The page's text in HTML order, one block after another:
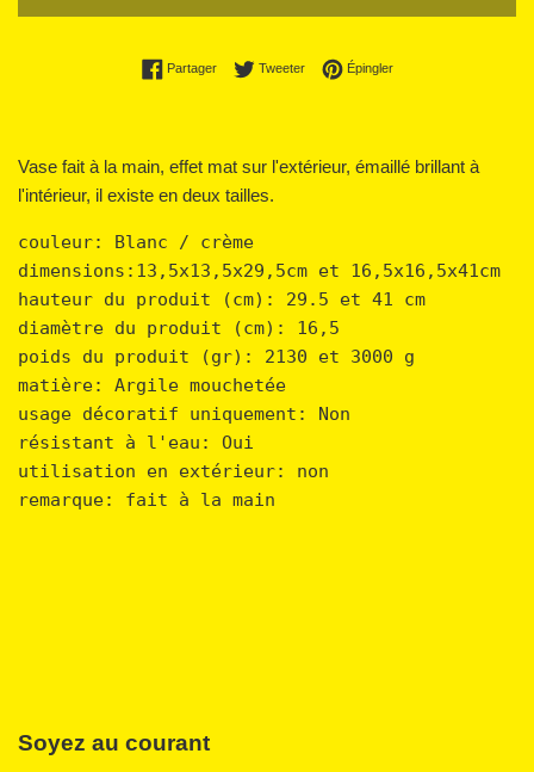
PartagerPartager sur Facebook
TweeterTweeter sur Twitter
ÉpinglerÉpingler sur Pinterest
Vase fait à la main, effet mat sur l'extérieur, émaillé brillant à
l'intérieur, il existe en deux tailles.
couleur: Blanc / crème
dimensions:13,5x13,5x29,5cm et 16,5x16,5x41cm
hauteur du produit (cm): 29.5 et 41 cm
diamètre du produit (cm): 16,5
poids du produit (gr): 2130 et 3000 g
matière: Argile mouchetée
usage décoratif uniquement: Non
résistant à l'eau: Oui
utilisation en extérieur: non
remarque: fait à la main
Soyez au courant